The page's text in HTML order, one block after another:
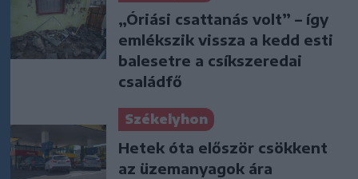
„Óriási csattanás volt” – így
emlékszik vissza a kedd esti
balesetre a csíkszeredai
családfő
Székelyhon
Hetek óta először csökkent
az üzemanyagok ára